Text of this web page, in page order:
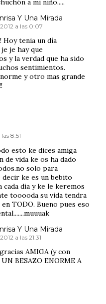
a mi niño.....
Y Una Mirada
a las 0:07
Hoy tenia un día
je hay que
y la verdad que ha sido
sentimientos.
y otro mas grande
8:51
esto ke dices amiga
de vida ke os ha dado
solo para
ke es un bebito
cada dia y ke le keremos
tooooda su vida tendra
TODO. Bueno pues eso
Y Una Mirada
a las 21:31
AMIGA (y con
BESAZO ENORME A